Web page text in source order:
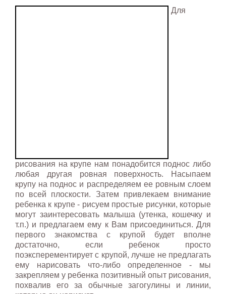
Для
рисования на крупе нам понадобится поднос либо
любая другая ровная поверхность. Насыпаем
крупу на поднос и распределяем ее ровным слоем
по всей плоскости. Затем привлекаем внимание
ребенка к крупе - рисуем простые рисунки, которые
могут заинтересовать малыша (утенка, кошечку и
т.п.) и предлагаем ему к Вам присоединиться. Для
первого знакомства с крупой будет вполне
достаточно, если ребенок просто
поэксперементирует с крупой, лучше не предлагать
ему нарисовать что-либо определенное - мы
закрепляем у ребенка позитивный опыт рисования,
похвалив его за обычные загогулины и линии,